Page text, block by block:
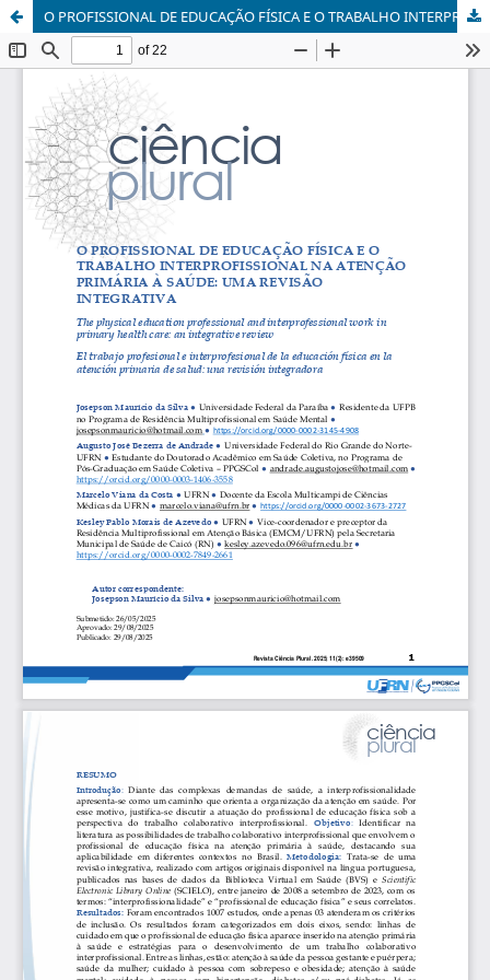
O PROFISSIONAL DE EDUCAÇÃO FÍSICA E O TRABALHO INTERPROFISSIONAL NA ATENÇÃO PRIMÁRIA À SAÚDE: UMA REVISÃO INTEGRATIVA